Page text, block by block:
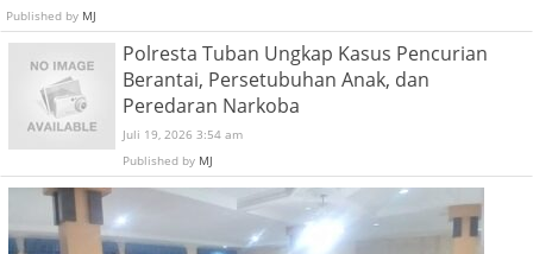
Published by MJ
Polresta Tuban Ungkap Kasus Pencurian
Berantai, Persetubuhan Anak, dan
Peredaran Narkoba
Juli 19, 2026 3:54 am
Published by MJ